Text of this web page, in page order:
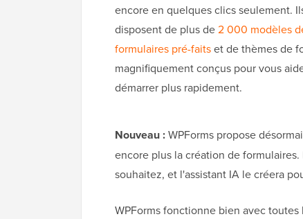
encore en quelques clics seulement.
disposent de plus de2 000 modèles
formulaires pré-faitset de thèmes de
magnifiquement conçus pour vous
démarrer plus rapidement.
Nouveau :WPForms propose
encore plus la création de
souhaitez, et l'assistant IA le créera
WPForms fonctionne bien avec